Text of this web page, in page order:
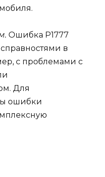
Ошибка Р1777
в
с проблемами с
Для
ошибки